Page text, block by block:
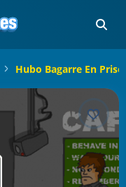
Hubo Bagarre En